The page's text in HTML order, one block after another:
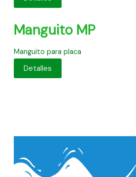
Manguito MP
Manguito para placa
Detalles